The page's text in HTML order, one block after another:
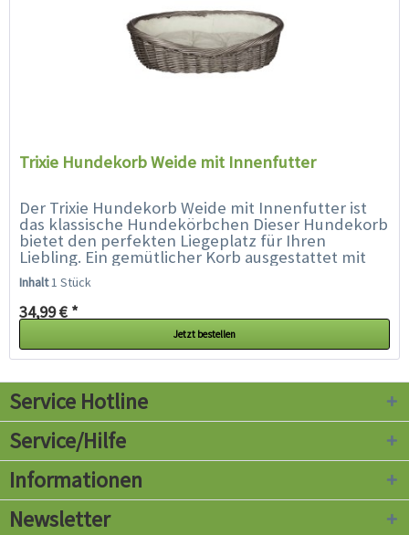
Trixie Hundekorb Weide mit Innenfutter
Der Trixie Hundekorb Weide mit Innenfutter ist
das klassische Hundekörbchen Dieser Hundekorb
bietet den perfekten Liegeplatz für Ihren
Liebling. Ein gemütlicher Korb ausgestattet mit
einem kuschligen Kissen mit...
Inhalt1 Stück
34,99 € *
Jetzt bestellen
Service Hotline
Service/Hilfe
Informationen
Newsletter